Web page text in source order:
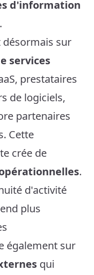
d'information
.
désormais sur
services
prestataires
de logiciels,
partenaires
Cette
crée de
.
d'activité
plus
également sur
qui